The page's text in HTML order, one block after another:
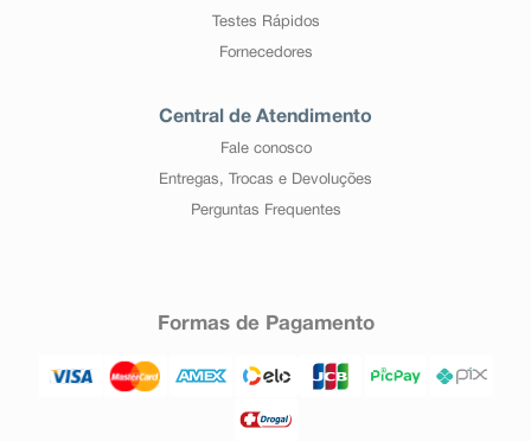
Testes Rápidos
Fornecedores
Central de Atendimento
Fale conosco
Entregas, Trocas e Devoluções
Perguntas Frequentes
Formas de Pagamento